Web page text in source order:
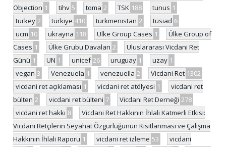
Objection 1 tihv 5 toma 2 TSK 188 tunus 1
turkey 2 türkiye 410 türkmenistan 2 tüsiad 6
ucm 10 ukrayna 118 Ulke Group Cases 1
Ülke Group of
Cases 1 Ülke Grubu Davaları 2
Uluslararası Vicdani Ret
Günü 1 UN 1 unicef 26 uruguay 1 uzay 1
vegan 3 Venezuela 1 venezuella 2 Vicdani Ret 1302
vicdani ret açıklaması 1 vicdani ret atölyesi 1
vicdani ret
bülten 2 vicdani ret bülteni 7 Vicdani Ret Derneği 278
vicdani ret hakkı 8
Vicdani Ret Hakkının İhlali Katmerli Etkisi:
Vicdani Retçilerin Seyahat Özgürlüğünün Kısıtlanması ve Çalışma
Hakkının İhlali Raporu 1 vicdani ret izleme 53
vicdani